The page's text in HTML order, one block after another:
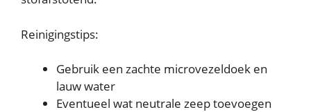
Reinigingstips:
Gebruik een zachte microvezeldoek en
lauw water
Eventueel wat neutrale zeep toevoegen